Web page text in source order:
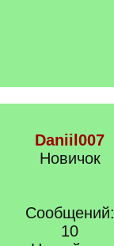
Daniil007
Новичок
Сообщений:
10